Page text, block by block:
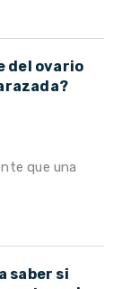
del ovario
que una
saber si